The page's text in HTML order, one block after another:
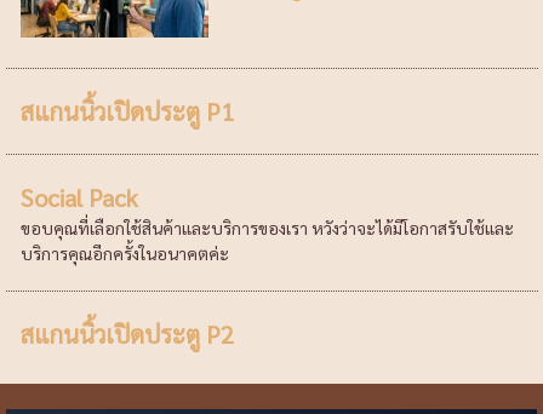
สแกนนิ้วเปิดประตู P1
Social Pack
ขอบคุณที่เลือกใช้สินค้าและบริการของเรา หวังว่าจะได้มีโอกาสรับใช้และ
บริการคุณอีกครั้งในอนาคตค่ะ
สแกนนิ้วเปิดประตู P2